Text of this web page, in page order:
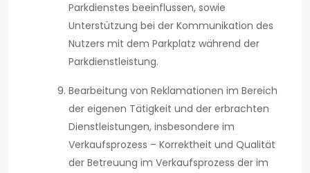
Parkdienstes beeinflussen, sowie
Unterstützung bei der Kommunikation des
Nutzers mit dem Parkplatz während der
Parkdienstleistung.
Bearbeitung von Reklamationen im Bereich
der eigenen Tätigkeit und der erbrachten
Dienstleistungen, insbesondere im
Verkaufsprozess – Korrektheit und Qualität
der Betreuung im Verkaufsprozess der im